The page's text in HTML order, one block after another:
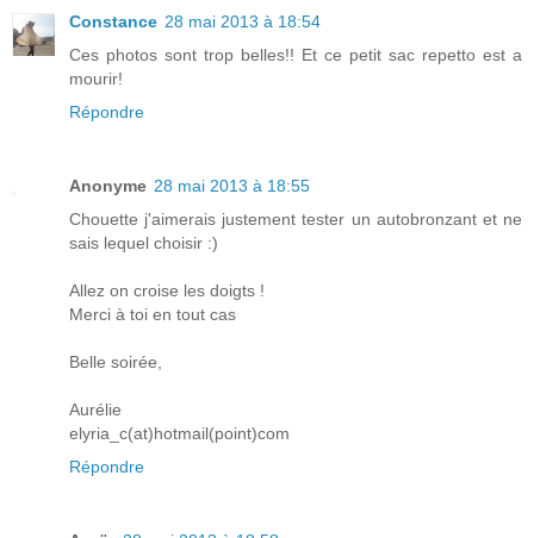
Constance 28 mai 2013 à 18:54
Ces photos sont trop belles!! Et ce petit sac repetto est a
mourir!
Répondre
Anonyme 28 mai 2013 à 18:55
Chouette j'aimerais justement tester un autobronzant et ne
sais lequel choisir :)
Allez on croise les doigts !
Merci à toi en tout cas
Belle soirée,
Aurélie
elyria_c(at)hotmail(point)com
Répondre